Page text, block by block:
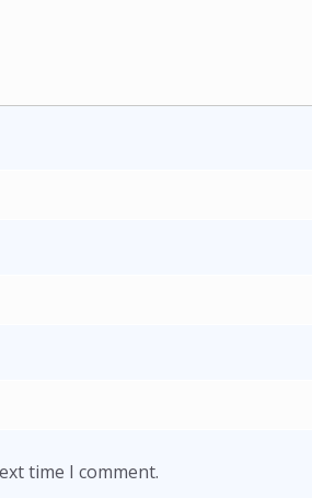
time I comment.